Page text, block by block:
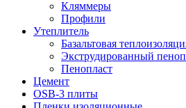
Кляммеры
Профили
Утеплитель
Базальтовая
Экструдированный
Пенопласт
Цемент
OSB-3 плиты